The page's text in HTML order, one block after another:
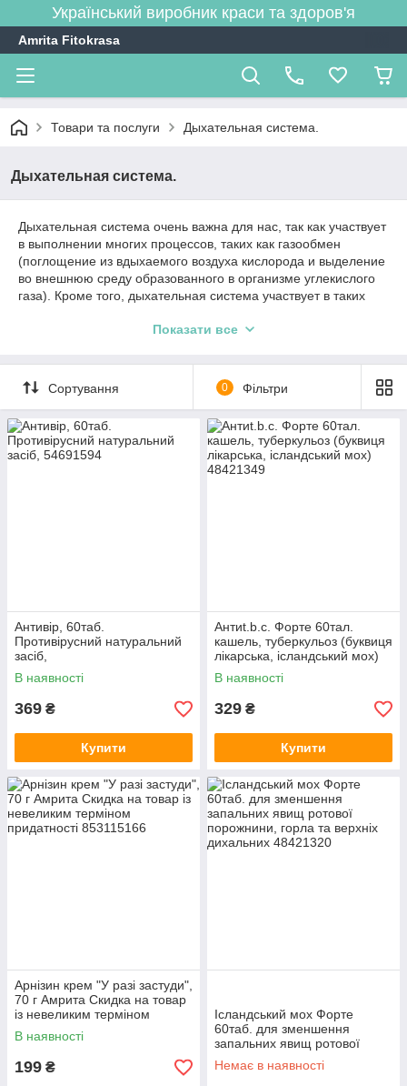
Український виробник краси та здоров'я
Amrita Fitokrasa
Товари та послуги Дыхательная система.
Дыхательная система.
Дыхательная система очень важна для нас, так как участвует
в выполнении многих процессов, таких как газообмен
(поглощение из вдыхаемого воздуха кислорода и выделение
во внешнюю среду образованного в организме углекислого
газа). Кроме того, дыхательная система участвует в таких
обоняние, увлажнение вдыхаемого воздуха. Дыхательная
защиту от факторов внешней среды.
Тому в цьому продуктовому розділі представлені
фітопродукти, здатні підтримати і захистити цю тендітну
систему від негативних впливів зовнішнього середовища
Показати все
Сортування 0 Фільтри
Антивір, 60таб.
Противірусний натуральний
засіб,
В наявності
369 ₴
Купити
Антиt.b.с. Форте 60тал.
кашель, туберкульоз (буквиця
лікарська, ісландський мох)
В наявності
329 ₴
Купити
Арнізин крем "У разі застуди",
70 г Амрита Скидка на товар
із невеликим терміном
придатності
В наявності
199 ₴
Ісландський мох Форте
60таб. для зменшення
запальних явищ ротової
порожнини, горла та верхніх
дихальних
Немає в наявності